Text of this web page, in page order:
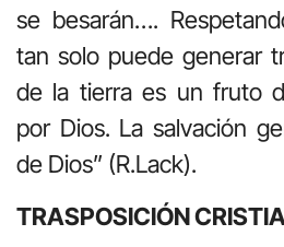
se besarán….
tan solo puede generar
de la tierra es un fruto
por Dios. La salvación
de Dios” (R.Lack).
TRASPOSICIÓN